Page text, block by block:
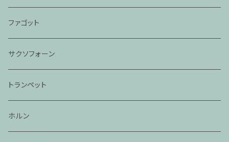
ファゴット
サクソフォーン
トランペット
ホルン